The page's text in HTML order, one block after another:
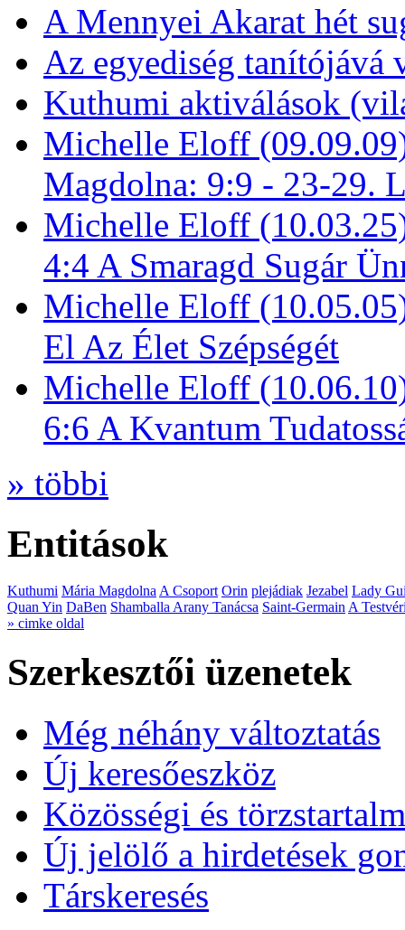
A Mennyei Akarat hét
Az egyediség tanítójává
Kuthumi aktiválások
Michelle Eloff
Magdolna: 9:9 - 23-29.
Michelle Eloff
4:4 A Smaragd Sugár
Michelle Eloff
El Az Élet Szépségét
Michelle Eloff
6:6 A Kvantum
» többi
Entitások
Kuthumi Mária MagdolnaA Csoport Orin plejádiak Jezabel Lady
Quan Yin DaBen Shamballa Arany Tanácsa Saint-GermainA
» cimke oldal
Szerkesztői üzenetek
Még néhány változtatás
Új keresőeszköz
Közösségi és
Új jelölő a hirdetések
Társkeresés